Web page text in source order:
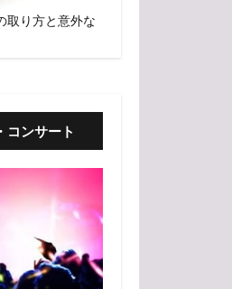
取り方と意外な
コンサート